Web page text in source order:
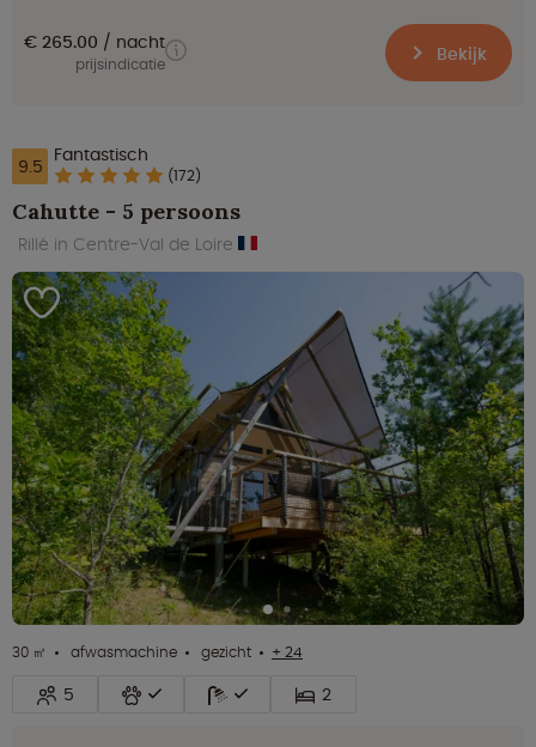
€ 265.00 nacht
prijsindicatie Bekijk
9.5 Fantastisch
(172)
Cahutte - 5 persoons
Rillé in Centre-Val de Loire
30 ㎡ afwasmachine gezicht + 24
5 2